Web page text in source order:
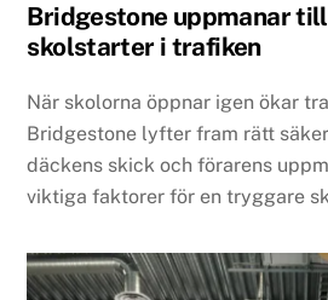
Bridgestone uppmanar
skolstarter i trafiken
När skolorna öppnar igen ökar
Bridgestone lyfter fram rätt
däckens skick och förarens
viktiga faktorer för en tryggare